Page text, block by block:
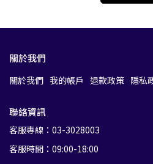
關於我們
關於我們 我的帳戶 退款政策 隱私
聯絡資訊
客服專線：03-3028003
客服時間：09:00-18:00